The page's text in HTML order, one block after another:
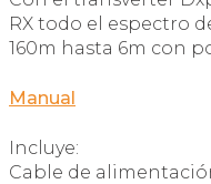
RX todo el espectro
160m hasta 6m con
Manual
Incluye:
Cable de